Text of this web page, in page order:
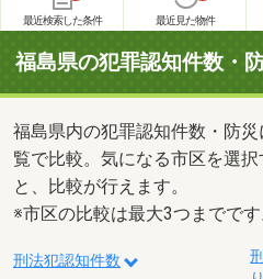
最近検索した条件 最近見た物件
福島県の犯罪認知件数・
福島県内の犯罪認知件数・防
覧で比較。気になる市区を選
と、比較が行えます。
※市区の比較は最大3つまでです
刑法犯認知件数